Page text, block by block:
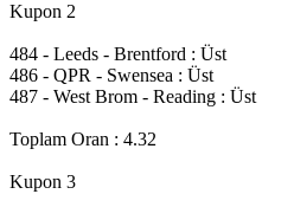
Kupon 2
484 - Leeds - Brentford : Üst
486 - QPR - Swensea : Üst
487 - West Brom - Reading : Üst
Toplam Oran : 4.32
Kupon 3